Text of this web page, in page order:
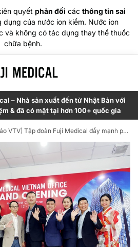
quyết phản đối các thông tin sai
dụng của nước ion kiềm. Nước ion
và không có tác dụng thay thế thuốc
chữa bệnh.
– Nhà sản xuất đến từ Nhật Bản với
& đã có mặt tại hơn 100+ quốc gia
Tập đoàn Fuji Medical đẩy mạnh phát triển thương hiệu Fuji Smart, Fujiiryoki, Osaki và Kiwami